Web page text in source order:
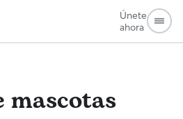
Únete
ahora
mascotas